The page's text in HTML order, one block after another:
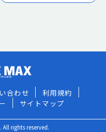
合わせ
利用規約
サイトマップ
All rights reserved.